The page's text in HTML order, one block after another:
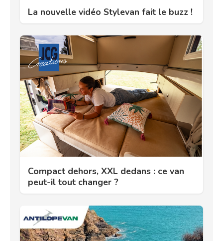
La nouvelle vidéo Stylevan fait le buzz !
Compact dehors, XXL dedans : ce van
peut-il tout changer ?